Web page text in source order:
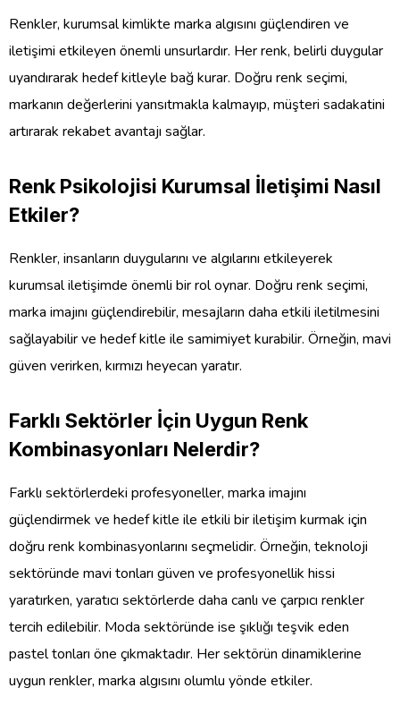
Renkler, kurumsal kimlikte marka algısını güçlendiren ve
iletişimi etkileyen önemli unsurlardır. Her renk, belirli duygular
uyandırarak hedef kitleyle bağ kurar. Doğru renk seçimi,
markanın değerlerini yansıtmakla kalmayıp, müşteri sadakatini
artırarak rekabet avantajı sağlar.
Renk Psikolojisi Kurumsal İletişimi Nasıl
Etkiler?
Renkler, insanların duygularını ve algılarını etkileyerek
kurumsal iletişimde önemli bir rol oynar. Doğru renk seçimi,
marka imajını güçlendirebilir, mesajların daha etkili iletilmesini
sağlayabilir ve hedef kitle ile samimiyet kurabilir. Örneğin, mavi
güven verirken, kırmızı heyecan yaratır.
Farklı Sektörler İçin Uygun Renk
Kombinasyonları Nelerdir?
Farklı sektörlerdeki profesyoneller, marka imajını
güçlendirmek ve hedef kitle ile etkili bir iletişim kurmak için
doğru renk kombinasyonlarını seçmelidir. Örneğin, teknoloji
sektöründe mavi tonları güven ve profesyonellik hissi
yaratırken, yaratıcı sektörlerde daha canlı ve çarpıcı renkler
tercih edilebilir. Moda sektöründe ise şıklığı teşvik eden
pastel tonları öne çıkmaktadır. Her sektörün dinamiklerine
uygun renkler, marka algısını olumlu yönde etkiler.